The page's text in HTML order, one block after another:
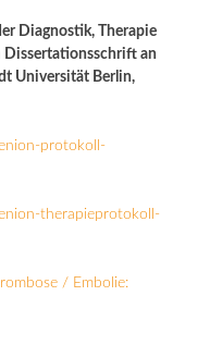
Diagnostik, Therapie
Dissertationsschrift an
Universität Berlin,
protokoll-
therapieprotokoll-
/ Embolie: